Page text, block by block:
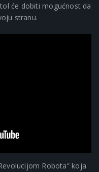
će dobiti mogućnost da
stranu.
Robota” koja